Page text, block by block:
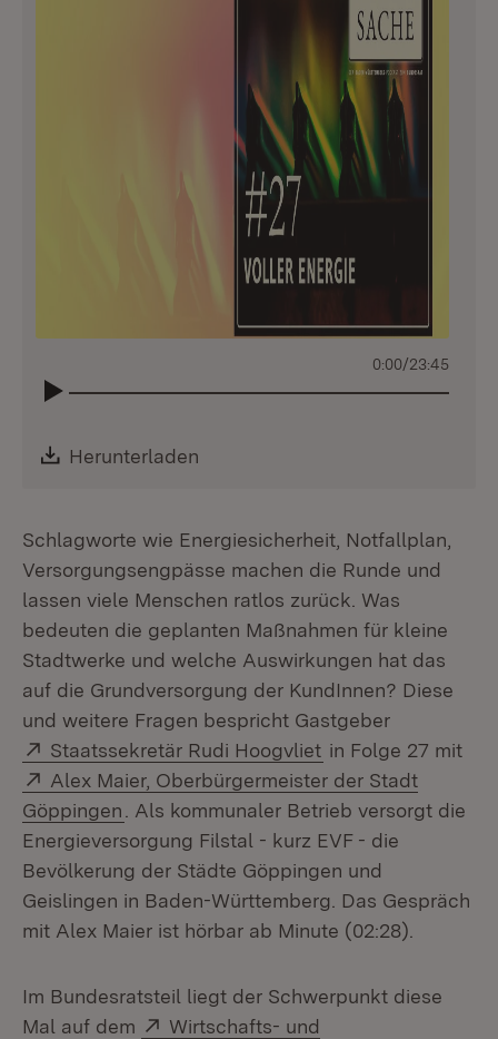
0:00/23:45
Download:
Herunterladen
Schlagworte wie Energiesicherheit, Notfallplan,
Versorgungsengpässe machen die Runde und
lassen viele Menschen ratlos zurück. Was
bedeuten die geplanten Maßnahmen für kleine
Stadtwerke und welche Auswirkungen hat das
auf die Grundversorgung der KundInnen? Diese
und weitere Fragen bespricht Gastgeber
Extern:
Staatssekretär Rudi Hoogvliet (Öffnet in neuem
in Folge 27 mit
Extern:
Alex Maier, Oberbürgermeister der Stadt
Göppingen (Öffnet in neuem Fenster)
. Als kommunaler Betrieb versorgt die
Energieversorgung Filstal - kurz EVF - die
Bevölkerung der Städte Göppingen und
Geislingen in Baden-Württemberg. Das Gespräch
mit Alex Maier ist hörbar ab Minute (02:28).
Im Bundesratsteil liegt der Schwerpunkt diese
Mal auf dem
Extern:
Wirtschafts- und